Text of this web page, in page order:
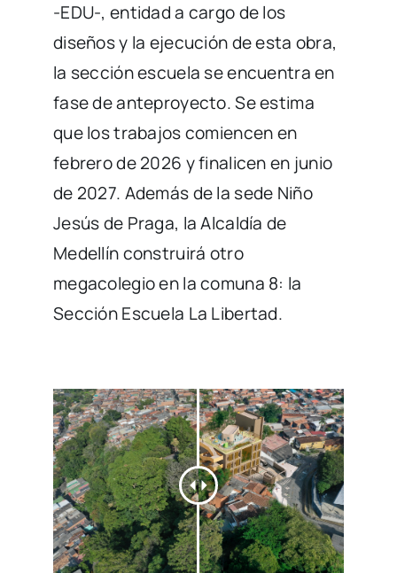
-EDU-, entidad a cargo de los
diseños y la ejecución de esta obra,
la sección escuela se encuentra en
fase de anteproyecto. Se estima
que los trabajos comiencen en
febrero de 2026 y finalicen en junio
de 2027. Además de la sede Niño
Jesús de Praga, la Alcaldía de
Medellín construirá otro
megacolegio en la comuna 8: la
Sección Escuela La Libertad.